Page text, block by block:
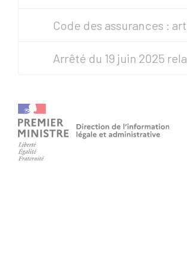
Code des assurances :
Arrêté du 19 juin 2025